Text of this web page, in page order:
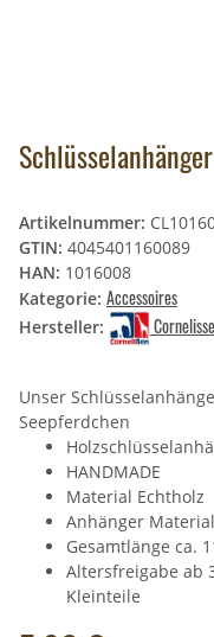
Artikelnummer:
GTIN: 4045401160089
HAN: 1016008
Kategorie: Accessoires
Hersteller:
Unser
Seepferdchen
HANDMADE
Material Echtholz
Anhänger
Gesamtlänge ca.
Altersfreigabe ab
Kleinteile